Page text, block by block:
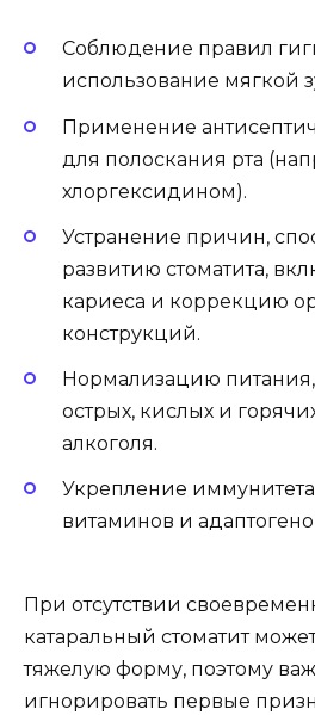
Соблюдение правил
использование мягкой
Применение
для полоскания рта
хлоргексидином).
Устранение причин,
развитию стоматита,
кариеса и коррекцию
конструкций.
Нормализацию
острых, кислых и
алкоголя.
Укрепление
витаминов и
При отсутствии
катаральный стоматит
тяжелую форму, поэтому
игнорировать первые